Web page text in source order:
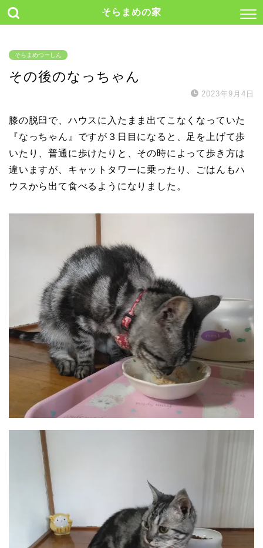
そらまめの家
そらまめつーしん
その後のなっちゃん
2023年9月4日
膝の脱臼で、ハウスに入たまま出てこなくなっていた
『なっちゃん』ですが３日目になると、足を上げて歩
いたり、普通に歩けたりと、その時によって歩き方は
違いますが、キャットタワーに乗ったり、ごはんもハ
ウスから出て食べるようになりました。